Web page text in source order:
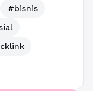
#bisnis